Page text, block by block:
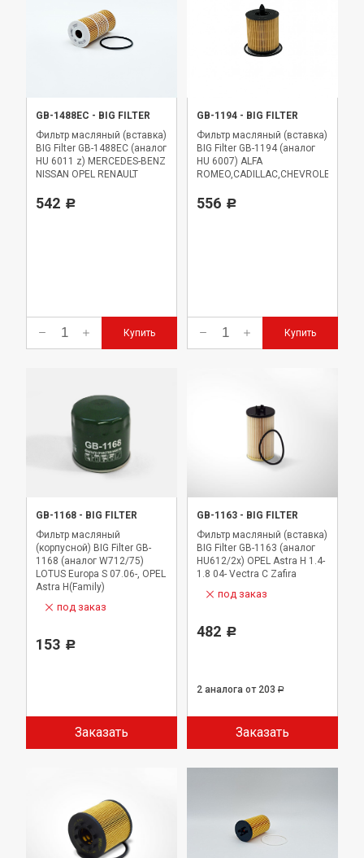
GB-1488EC - BIG FILTER
Фильтр масляный (вставка)
BIG Filter GB-1488EC (аналог
HU 6011 z) MERCEDES-BENZ
NISSAN OPEL RENAULT
542 Р
Купить
GB-1194 - BIG FILTER
Фильтр масляный (вставка)
BIG Filter GB-1194 (аналог
HU 6007) ALFA
556 Р
Купить
GB-1168 - BIG FILTER
Фильтр масляный
(корпусной) BIG Filter GB-
1168 (аналог W712/75)
LOTUS Europa S 07.06-, OPEL
Astra H(Family)
01.06, VAUXHALL Meriva
под заказ
153 Р
Заказать
GB-1163 - BIG FILTER
Фильтр масляный (вставка)
BIG Filter GB-1163 (аналог
HU612/2x) OPEL Astra H 1.4-
1.8 04- Vectra C Zafira
под заказ
482 Р
2 аналога от 203 Р
Заказать